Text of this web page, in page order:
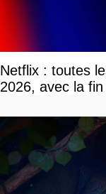
Netflix : toutes
2026, avec la